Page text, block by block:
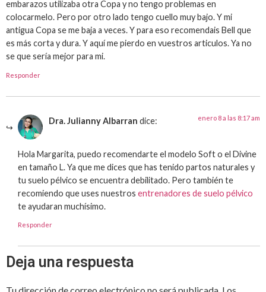
embarazos utilizaba otra Copa y no tengo problemas en
colocarmelo. Pero por otro lado tengo cuello muy bajo. Y mi
antigua Copa se me baja a veces. Y para eso recomendais Bell que
es más corta y dura. Y aquí me pierdo en vuestros articulos. Ya no
se que sería mejor para mi.
Responder
Dra. Julianny Albarran dice: enero 8 a las 8:17 am
Hola Margarita, puedo recomendarte el modelo Soft o el Divine
en tamaño L. Ya que me dices que has tenido partos naturales y
tu suelo pélvico se encuentra debilitado. Pero también te
recomiendo que uses nuestros entrenadores de suelo pélvico
te ayudaran muchísimo.
Responder
Deja una respuesta